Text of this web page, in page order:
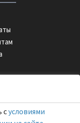
сусловиями